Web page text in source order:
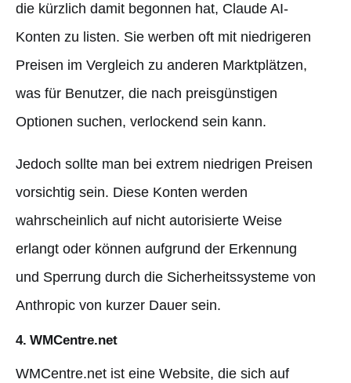
die kürzlich damit begonnen hat, Claude AI-
Konten zu listen. Sie werben oft mit niedrigeren
Preisen im Vergleich zu anderen Marktplätzen,
was für Benutzer, die nach preisgünstigen
Optionen suchen, verlockend sein kann.
Jedoch sollte man bei extrem niedrigen Preisen
vorsichtig sein. Diese Konten werden
wahrscheinlich auf nicht autorisierte Weise
erlangt oder können aufgrund der Erkennung
und Sperrung durch die Sicherheitssysteme von
Anthropic von kurzer Dauer sein.
4. WMCentre.net
WMCentre.net ist eine Website, die sich auf